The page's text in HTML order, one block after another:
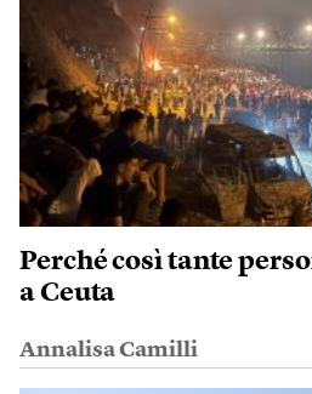
Perché così tante
a Ceuta
Annalisa Camilli